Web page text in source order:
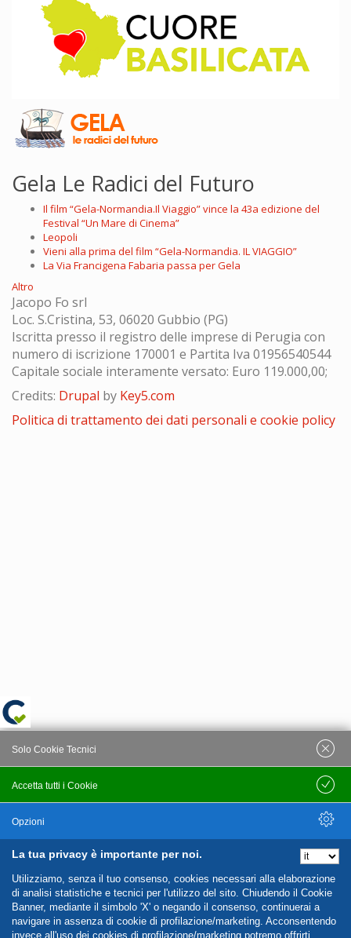
Gela Le Radici del Futuro
Il film “Gela-Normandia.Il Viaggio” vince la 43a edizione del
Festival “Un Mare di Cinema”
Leopoli
Vieni alla prima del film “Gela-Normandia. IL VIAGGIO”
La Via Francigena Fabaria passa per Gela
Altro
Jacopo Fo srl
Loc. S.Cristina, 53, 06020 Gubbio (PG)
Iscritta presso il registro delle imprese di Perugia con
numero di iscrizione 170001 e Partita Iva 01956540544
Capitale sociale interamente versato: Euro 119.000,00;
Credits: Drupal by Key5.com
Politica di trattamento dei dati personali e cookie policy
La tua privacy è importante per noi.
Utilizziamo, senza il tuo consenso, cookies necessari alla elaborazione
di analisi statistiche e tecnici per l'utilizzo del sito. Chiudendo il Cookie
Banner, mediante il simbolo 'X' o negando il consenso, continuerai a
navigare in assenza di cookie di profilazione/marketing. Acconsentendo
invece all'uso dei cookies di profilazione/marketing potremo offrirti
Accetta tutti i Cookie
Solo Cookie Tecnici
Salva
Opzioni
Nascondi Opzioni